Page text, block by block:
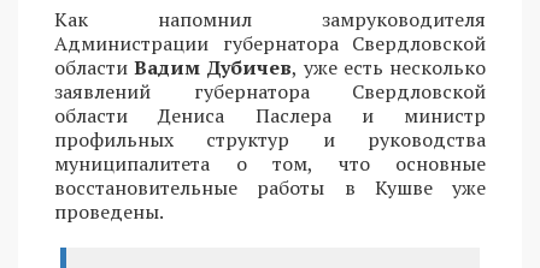
Как напомнил замруководителя
Администрации губернатора Свердловской
областиВадим Дубичев, уже есть несколько
заявлений губернатора Свердловской
области Дениса Паслера и министр
профильных структур и руководства
муниципалитета о том, что основные
восстановительные работы в Кушве уже
проведены.